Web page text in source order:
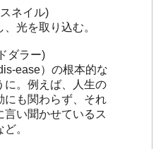
ネイル)
光を取り込む。
ダラー)
ease）の根本的な
に。例えば、人生の
にも関わらず、それ
言い聞かせているス
。